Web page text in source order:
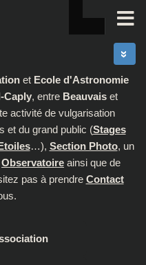
et Ecole d'Astronomie
Caply, entre Beauvais et
activité de vulgarisation
et du grand public (Stages
…), Section Photo, un
Observatoire ainsi que de
pas à prendre Contact